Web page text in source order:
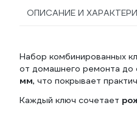
ОПИСАНИЕ И
Набор комбинированных
от домашнего ремонта до
мм, что покрывает
Каждый ключ сочетает